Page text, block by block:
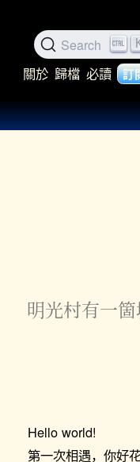
Search
關於 歸檔 必讀 訂
明光村有一
Hello world!
第一次相遇，你好